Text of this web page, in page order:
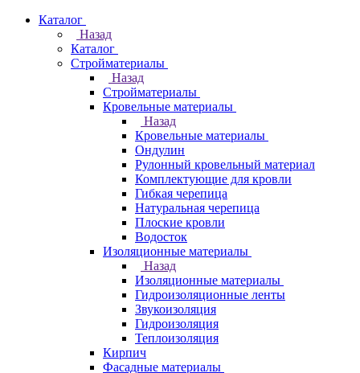
Каталог
Назад
Каталог
Стройматериалы
Назад
Стройматериалы
Кровельные материалы
Назад
Кровельные материалы
Ондулин
Рулонный кровельный материал
Комплектующие для кровли
Гибкая черепица
Натуральная черепица
Плоские кровли
Водосток
Изоляционные материалы
Назад
Изоляционные материалы
Гидроизоляционные ленты
Звукоизоляция
Гидроизоляция
Теплоизоляция
Кирпич
Фасадные материалы